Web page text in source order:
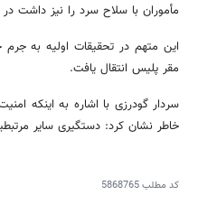
مأموران با سلاح سرد را نیز داشت
این متهم در تحقیقات اولیه به
مقر پلیس انتقال یافت.
سردار گودرزی با اشاره به اینکه
خاطر نشان کرد: دستگیری سایر
کد مطلب5868765